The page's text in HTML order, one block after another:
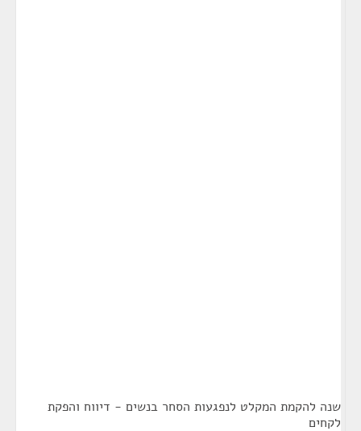
שנה להקמת המקלט לנפגעות הסחר בנשים - דיווח והפקת
לקחים